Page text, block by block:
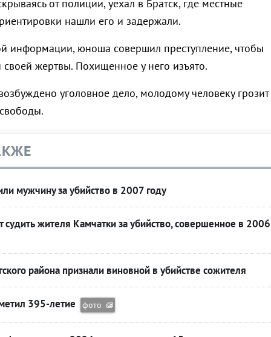
от полиции, уехал в Братск, где местные
нашли его и задержали.
информации, юноша совершил преступление, чтобы
своей жертвы. Похищенное у него изъято.
уголовное дело, молодому человеку грозит
мужчину за убийство в 2007 году
судить жителя Камчатки за убийство, совершенное в 2006
района признали виновной в убийстве сожителя
395-летие фото